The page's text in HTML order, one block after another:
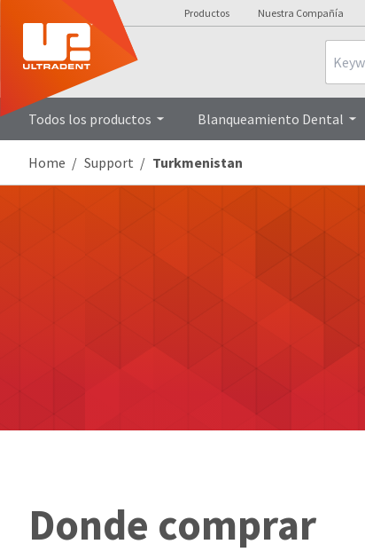
Productos Nuestra Compañía
Todos los productos Blanqueamiento Dental
Home Support Turkmenistan
Donde comprar